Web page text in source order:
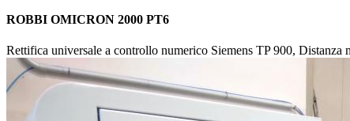
ROBBI OMICRON 2000 PT6
Rettifica universale a controllo numerico Siemens TP 900,